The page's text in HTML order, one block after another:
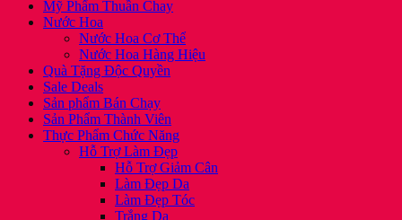
Mỹ Phẩm Thuần Chay
Nước Hoa
Nước Hoa Cơ Thể
Nước Hoa Hàng Hiệu
Quà Tặng Độc Quyền
Sale Deals
Sản phẩm Bán Chạy
Sản Phẩm Thành Viên
Thực Phẩm Chức Năng
Hỗ Trợ Làm Đẹp
Hỗ Trợ Giảm Cân
Làm Đẹp Da
Làm Đẹp Tóc
Trắng Da